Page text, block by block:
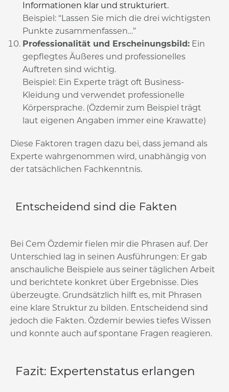
Informationen klar und strukturiert.
Beispiel: “Lassen Sie mich die drei wichtigsten
Punkte zusammenfassen…”
Professionalität und Erscheinungsbild: Ein
gepflegtes Äußeres und professionelles
Auftreten sind wichtig.
Beispiel: Ein Experte trägt oft Business-
Kleidung und verwendet professionelle
Körpersprache. (Özdemir zum Beispiel trägt
laut eigenen Angaben immer eine Krawatte)
Diese Faktoren tragen dazu bei, dass jemand als
Experte wahrgenommen wird, unabhängig von
der tatsächlichen Fachkenntnis.
Entscheidend sind die Fakten
Bei Cem Özdemir fielen mir die Phrasen auf. Der
Unterschied lag in seinen Ausführungen: Er gab
anschauliche Beispiele aus seiner täglichen Arbeit
und berichtete konkret über Ergebnisse. Dies
überzeugte. Grundsätzlich hilft es, mit Phrasen
eine klare Struktur zu bilden. Entscheidend sind
jedoch die Fakten. Özdemir bewies tiefes Wissen
und konnte auch auf spontane Fragen reagieren.
Fazit: Expertenstatus erlangen